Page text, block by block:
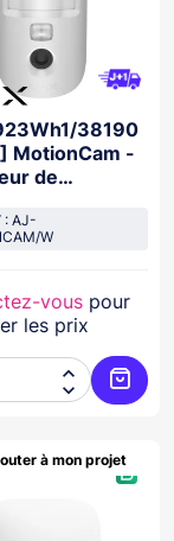
38190
MotionCam -
de
: AJ-
W
vous pour
les prix


à mon projet